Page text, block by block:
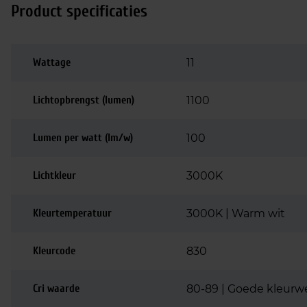
Product specificaties
Wattage 11
Lichtopbrengst (lumen) 1100
Lumen per watt (lm/w) 100
Lichtkleur 3000K
Kleurtemperatuur 3000K | Warm wit
Kleurcode 830
Cri waarde 80-89 | Goede